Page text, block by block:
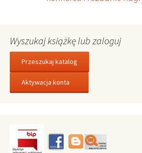
Wyszukaj książkę lub zaloguj